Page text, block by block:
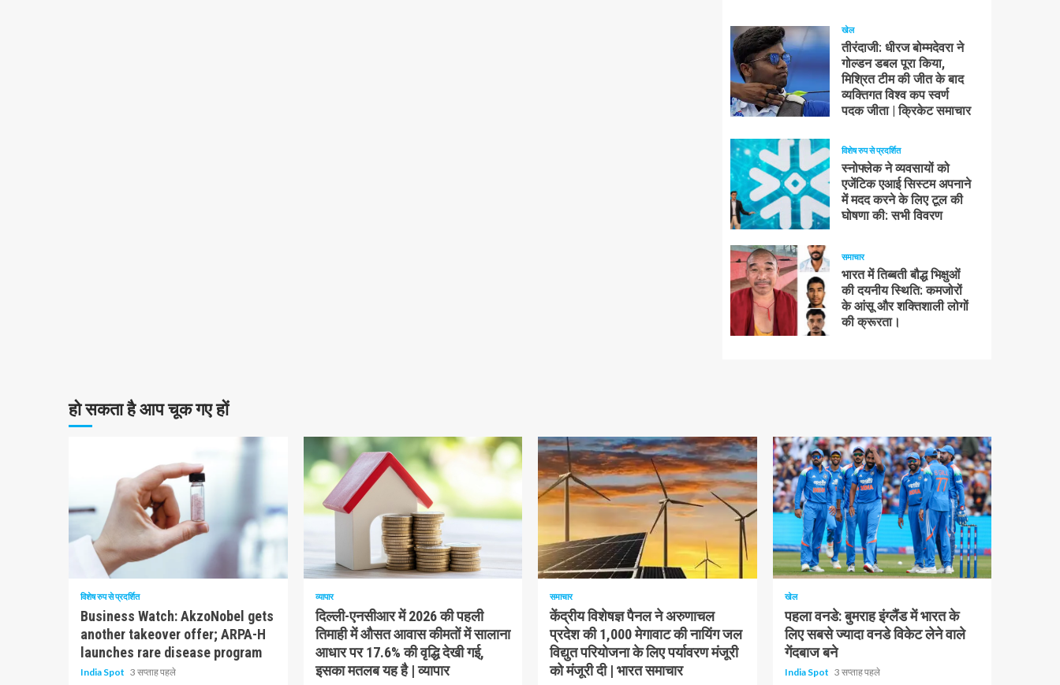
खेल
तीरंदाजी: धीरज बोम्मदेवरा ने
गोल्डन डबल पूरा किया,
मिश्रित टीम की जीत के बाद
व्यक्तिगत विश्व कप स्वर्ण
पदक जीता | क्रिकेट समाचार
विशेष रुप से प्रदर्शित
स्नोफ्लेक ने व्यवसायों को
एजेंटिक एआई सिस्टम अपनाने
में मदद करने के लिए टूल की
घोषणा की: सभी विवरण
समाचार
भारत में तिब्बती बौद्ध भिक्षुओं
की दयनीय स्थिति: कमजोरों
के आंसू और शक्तिशाली लोगों
की क्रूरता।
हो सकता है आप चूक गए हों
10 न्यूनतम पढ़ा
विशेष रुप से प्रदर्शित
Business Watch: AkzoNobel gets
another takeover offer; ARPA-H
launches rare disease program
India Spot 3 सप्ताह पहले
व्यापार
दिल्ली-एनसीआर में 2026 की पहली
तिमाही में औसत आवास कीमतों में सालाना
आधार पर 17.6% की वृद्धि देखी गई,
इसका मतलब यह है | व्यापार
1 न्यूनतम पढ़ा
समाचार
केंद्रीय विशेषज्ञ पैनल ने अरुणाचल
प्रदेश की 1,000 मेगावाट की नायिंग जल
विद्युत परियोजना के लिए पर्यावरण मंजूरी
को मंजूरी दी | भारत समाचार
1 न्यूनतम पढ़ा
खेल
पहला वनडे: बुमराह इंग्लैंड में भारत के
लिए सबसे ज्यादा वनडे विकेट लेने वाले
गेंदबाज बने
India Spot 3 सप्ताह पहले